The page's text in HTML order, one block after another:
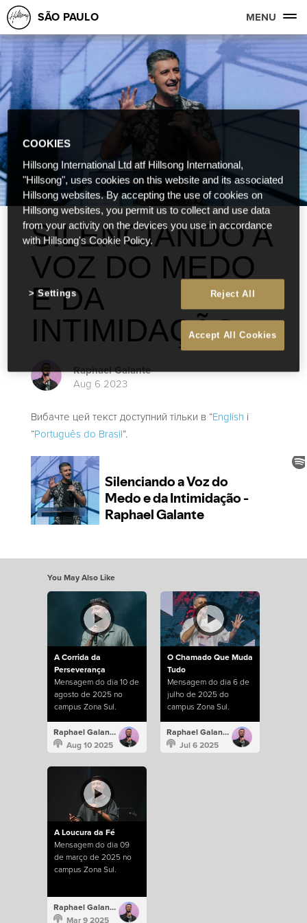
SÃO PAULO MENU
SILENCIANDO A
VOZ DO MEDO
E DA
INTIMIDAÇÃO
Raphael Galante
Aug 6 2023
Вибачте цей текст доступний тільки в “English і
“Português do Brasil”.
You May Also Like
A Corrida da
Perseverança
Mensagem do dia 10 de
agosto de 2025 no
campus Zona Sul.
Raphael Galante
Aug 10 2025
O Chamado Que Muda
Tudo
Mensagem do dia 6 de
julho de 2025 do
campus Zona Sul.
Raphael Galante
Jul 6 2025
A Loucura da Fé
Mensagem do dia 09
de março de 2025 no
campus Zona Sul.
Raphael Galante
Mar 9 2025
COOKIES
Hillsong International Ltd atf Hillsong International,
"Hillsong", uses cookies on this website and its associated
Hillsong websites. By accepting the use of cookies on
Hillsong websites, you permit us to collect and use data
from your activity on the devices you use in accordance
with Hillsong's Cookie Policy.
Reject All
Accept All Cookies
Settings